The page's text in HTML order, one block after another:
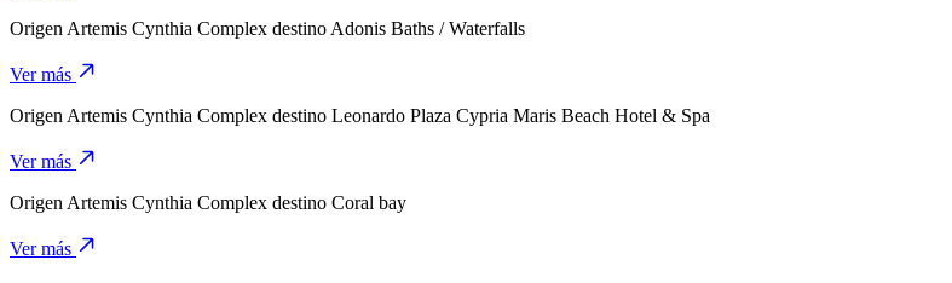
Origen Artemis Cynthia Complex destino Adonis Baths / Waterfalls
Ver más
Origen Artemis Cynthia Complex destino Leonardo Plaza Cypria Maris Beach Hotel & Spa
Ver más
Origen Artemis Cynthia Complex destino Coral bay
Ver más